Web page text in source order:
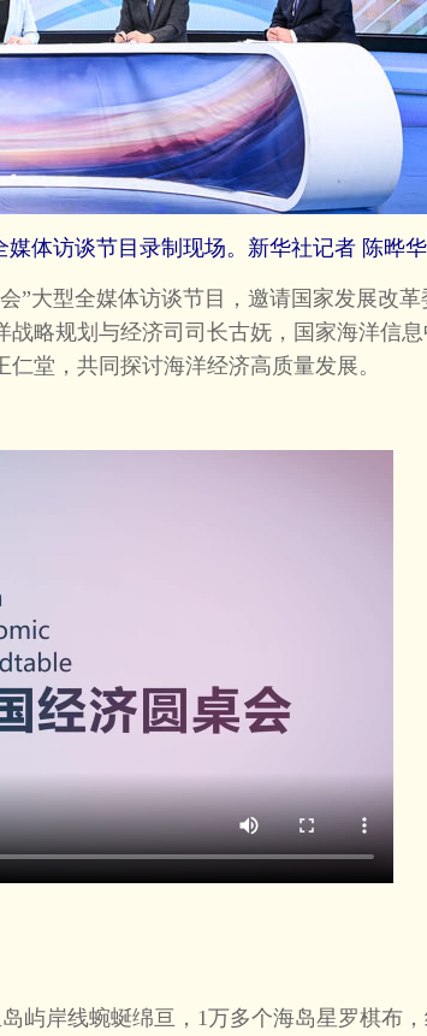
体访谈节目录制现场。新华社记者 陈晔
大型全媒体访谈节目，邀请国家发展改革
战略规划与经济司司长古妩，国家海洋信
堂，共同探讨海洋经济高质量发展。
岸线蜿蜒绵亘，1万多个海岛星罗棋布